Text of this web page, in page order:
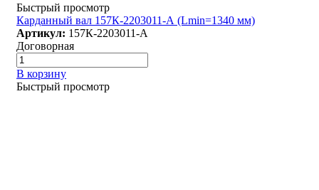
Быстрый просмотр
Карданный вал 157К-2203011-А (Lmin=1340 мм)
Артикул: 157К-2203011-А
Договорная
В корзину
Быстрый просмотр